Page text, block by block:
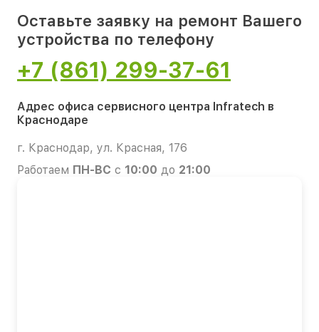
Оставьте заявку на ремонт Вашего
устройства по телефону
+7 (861) 299-37-61
Адрес офиса сервисного центра Infratech в
Краснодаре
г. Краснодар, ул. Красная, 176
Работаем ПН-ВС с 10:00 до 21:00